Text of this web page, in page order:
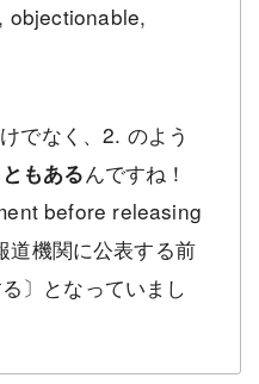
objectionable,
でなく、2. のよう
もあるんですね！
before releasing
機関に公表する前
〕となっていまし